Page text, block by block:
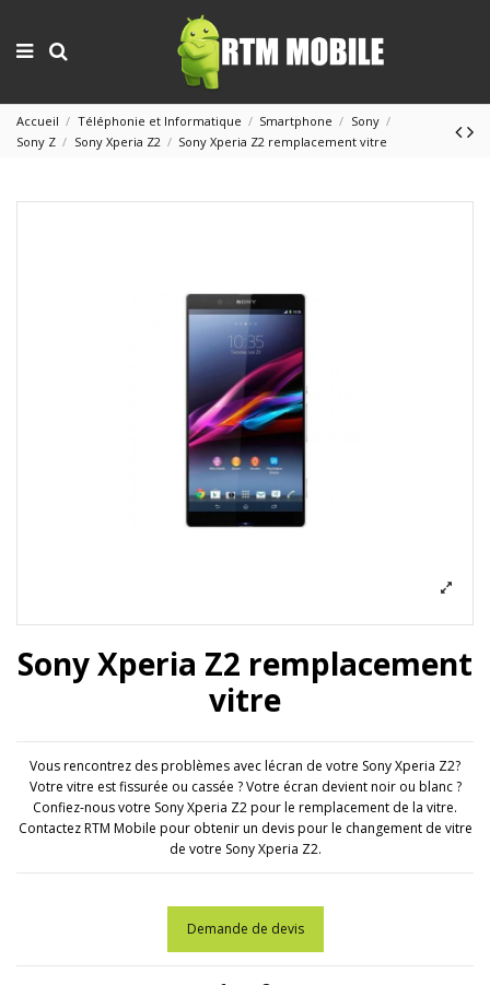
Accueil Téléphonie et Informatique Smartphone
Sony
Sony Z
Sony Xperia Z2 Sony Xperia Z2 remplacement vitre
Sony Xperia Z2 remplacement
vitre
Vous rencontrez des problèmes avec lécran de votre Sony Xperia Z2?
Votre vitre est fissurée ou cassée ? Votre écran devient noir ou blanc ?
Confiez-nous votre Sony Xperia Z2 pour le remplacement de la vitre.
Contactez RTM Mobile pour obtenir un devis pour le changement de vitre
de votre Sony Xperia Z2.
Demande de devis